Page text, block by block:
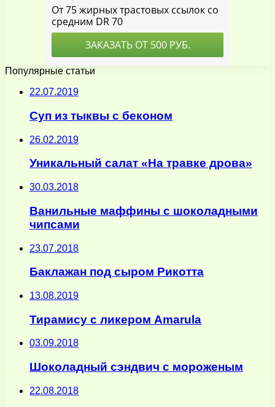
Популярные статьи
22.07.2019
Суп из тыквы с беконом
26.02.2019
Уникальный салат «На травке дрова»
30.03.2018
Ванильные маффины с шоколадными
чипсами
23.07.2018
Баклажан под сыром Рикотта
13.08.2019
Тирамису с ликером Amarula
03.09.2018
Шоколадный сэндвич с мороженым
22.08.2018